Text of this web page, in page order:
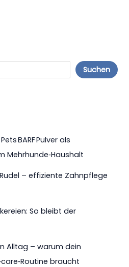
Suchen
BARF Pulver als
Mehrhunde‑Haushalt
– effiziente Zahnpflege
So bleibt der
Alltag – warum dein
braucht